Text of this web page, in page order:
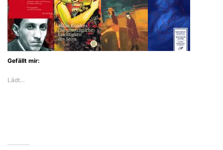
Gefällt mir:
Lädt…